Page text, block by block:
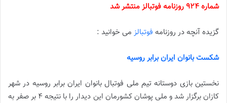
شماره 924 روزنامه فوتبالز منتشر شد
گزیده آنچه در روزنامه فوتبالز می خوانید :
شکست بانوان ایران برابر روسیه
نخستین بازی دوستانه تیم ملی فوتبال بانوان ایران برابر روسیه در شهر
کازان برگزار شد و ملی پوشان کشورمان این دیدار را با نتیجه ۴ بر صفر به